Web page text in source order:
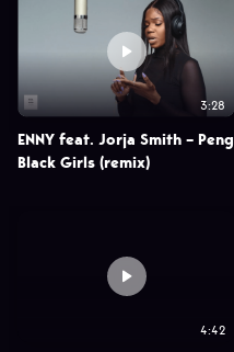
3:28
ENNY feat. Jorja Smith – Peng
Black Girls (remix)
4:42